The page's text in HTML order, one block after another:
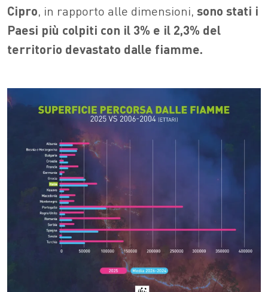
Cipro, in rapporto alle dimensioni, sono stati i
Paesi più colpiti con il 3% e il 2,3% del
territorio devastato dalle fiamme.